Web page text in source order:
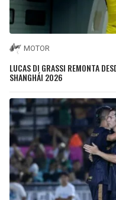
MOTOR
LUCAS DI GRASSI REMONTA
SHANGHÁI 2026